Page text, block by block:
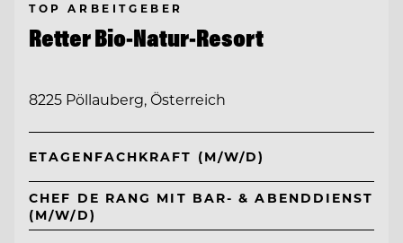
TOP ARBEITGEBER
Retter Bio-Natur-Resort
8225 Pöllauberg, Österreich
ETAGENFACHKRAFT (M/W/D)
CHEF DE RANG MIT BAR- & ABENDDIENST
(M/W/D)